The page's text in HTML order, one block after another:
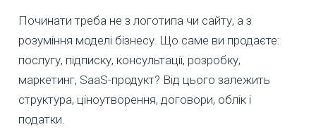
Починати треба не з логотипа чи сайту, а з
розуміння моделі бізнесу. Що саме ви продаєте:
послугу, підписку, консультації, розробку,
маркетинг, SaaS-продукт? Від цього залежить
структура, ціноутворення, договори, облік і
податки.